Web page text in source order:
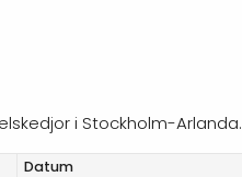
i Stockholm-Arlanda.
Datum